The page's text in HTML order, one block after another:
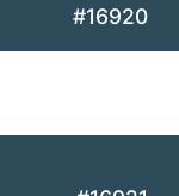
#16920